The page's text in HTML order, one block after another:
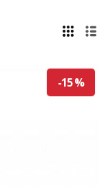
-15 %